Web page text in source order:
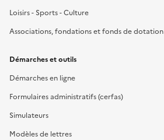
Loisirs - Sports - Culture
Associations, fondations et fonds de dotation
Démarches et outils
Démarches en ligne
Formulaires administratifs (cerfas)
Simulateurs
Modèles de lettres